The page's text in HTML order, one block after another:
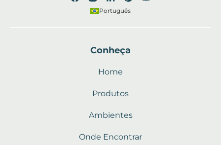
Português
Conheça
Home
Produtos
Ambientes
Onde Encontrar